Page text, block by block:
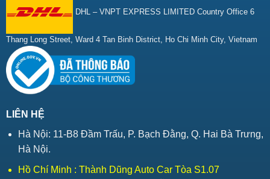
DHL – VNPT EXPRESS LIMITED Country Office 6
Thang Long Street, Ward 4 Tan Binh District, Ho Chi Minh City, Vietnam
LIÊN HỆ
Hà Nội: 11-B8 Đầm Trấu, P. Bạch Đằng, Q. Hai Bà Trưng,
Hà Nội.
Hồ Chí Minh : Thành Dũng Auto Car Tòa S1.07